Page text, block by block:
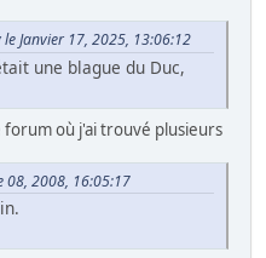
Janvier 17, 2025, 13:06:12
une blague du Duc,
forum où j'ai trouvé plusieurs
08, 2008, 16:05:17